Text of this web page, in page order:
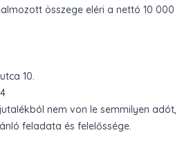
összege eléri a nettó 10 000
10.
nem von le semmilyen adót,
feladata és felelőssége.